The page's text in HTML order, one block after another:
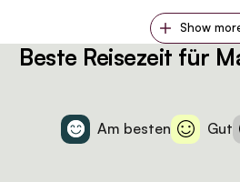
Show
Beste Reisezeit für
Am besten Gut